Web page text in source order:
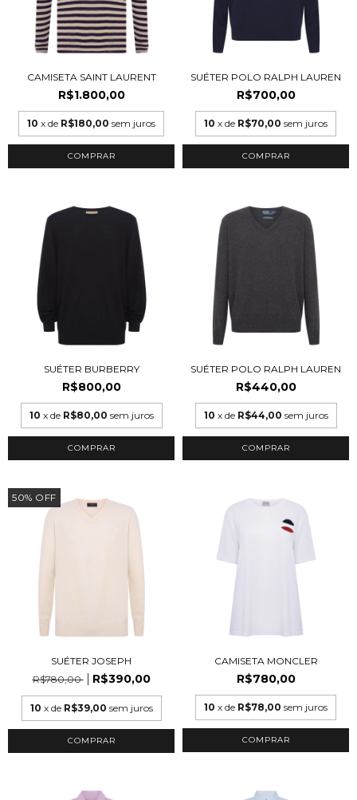
CAMISETA SAINT LAURENT
R$1.800,00
10 x de R$180,00 sem juros
COMPRAR
SUÉTER POLO RALPH LAUREN
R$700,00
10 x de R$70,00 sem juros
COMPRAR
SUÉTER BURBERRY
R$800,00
10 x de R$80,00 sem juros
COMPRAR
SUÉTER POLO RALPH LAUREN
R$440,00
10 x de R$44,00 sem juros
COMPRAR
50% OFF
SUÉTER JOSEPH
R$780,00
R$390,00
10 x de R$39,00 sem juros
COMPRAR
CAMISETA MONCLER
R$780,00
10 x de R$78,00 sem juros
COMPRAR